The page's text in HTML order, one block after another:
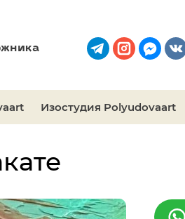
Изостудия Polyudovaart